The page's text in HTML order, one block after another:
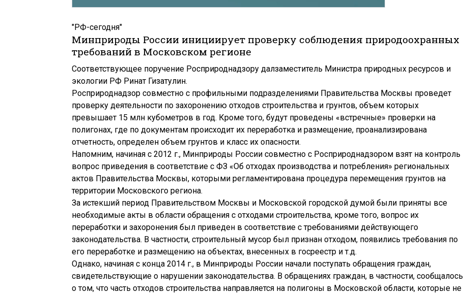
"РФ-сегодня"
Минприроды России инициирует проверку соблюдения природоохранных
требований в Московском регионе
Соответствующее поручение Росприроднадзору далзаместитель Министра природных ресурсов и
экологии РФ Ринат Гизатулин.
Росприроднадзор совместно с профильными подразделениями Правительства Москвы проведет
проверку деятельности по захоронению отходов строительства и грунтов, объем которых
превышает 15 млн кубометров в год. Кроме того, будут проведены «встречные» проверки на
полигонах, где по документам происходит их переработка и размещение, проанализирована
отчетность, определен объем грунтов и класс их опасности.
Напомним, начиная с 2012 г., Минприроды России совместно с Росприроднадзором взят на контроль
вопрос приведения в соответствие с ФЗ «Об отходах производства и потребления» региональных
актов Правительства Москвы, которыми регламентирована процедура перемещения грунтов на
территории Московского региона.
За истекший период Правительством Москвы и Московской городской думой были приняты все
необходимые акты в области обращения с отходами строительства, кроме того, вопрос их
переработки и захоронения был приведен в соответствие с требованиями действующего
законодательства. В частности, строительный мусор был признан отходом, появились требования по
его переработке и размещению на объектах, внесенных в госреестр и т.д.
Однако, начиная с конца 2014 г., в Минприроды России начали поступать обращения граждан,
свидетельствующие о нарушении законодательства. В обращениях граждан, в частности, сообщалось
о том, что часть отходов строительства направляется на полигоны в Московской области, которые не